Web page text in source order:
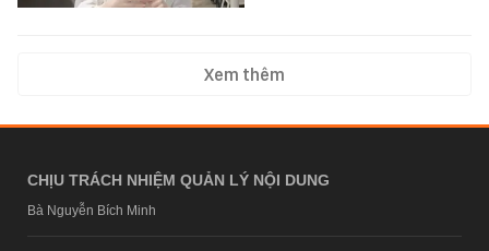
Xem thêm
CHỊU TRÁCH NHIỆM QUẢN LÝ NỘI DUNG
Bà Nguyễn Bích Minh